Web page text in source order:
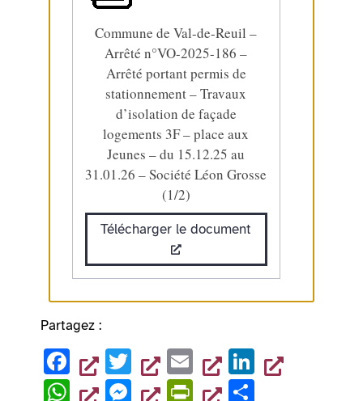
Commune de Val-de-Reuil –
Arrêté n°VO-2025-186 –
Arrêté portant permis de
stationnement – Travaux
d’isolation de façade
logements 3F – place aux
Jeunes – du 15.12.25 au
31.01.26 – Société Léon Grosse
(1/2)
Télécharger le document
Partagez :
F
a
T
wi
E
m
Li
W
M
Pr